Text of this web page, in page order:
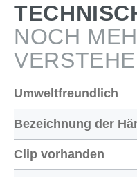
NOCH
Umweltfreundlich
Bezeichnung der
Clip vorhanden